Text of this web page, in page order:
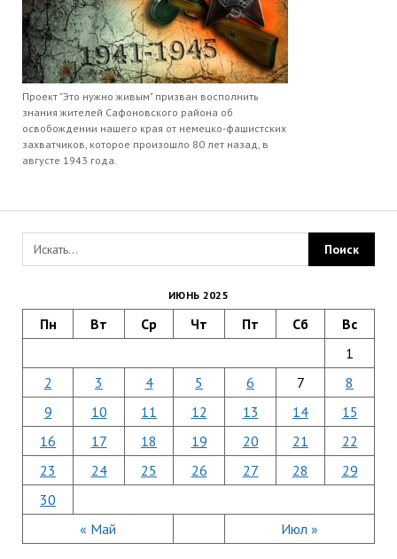
Проект "Это нужно живым" призван восполнить
знания жителей Сафоновского района об
освобождении нашего края от немецко-фашистских
захватчиков, которое произошло 80 лет назад, в
августе 1943 года.
ИЮНЬ 2025
Пн Вт Ср Чт Пт Сб Вс
« Май Июл »
1
2
3 4 5 6 7
8
9
10 11 12 13 14
15
16
17 18 19 20 21
22
23
24 25 26 27 28
29
30